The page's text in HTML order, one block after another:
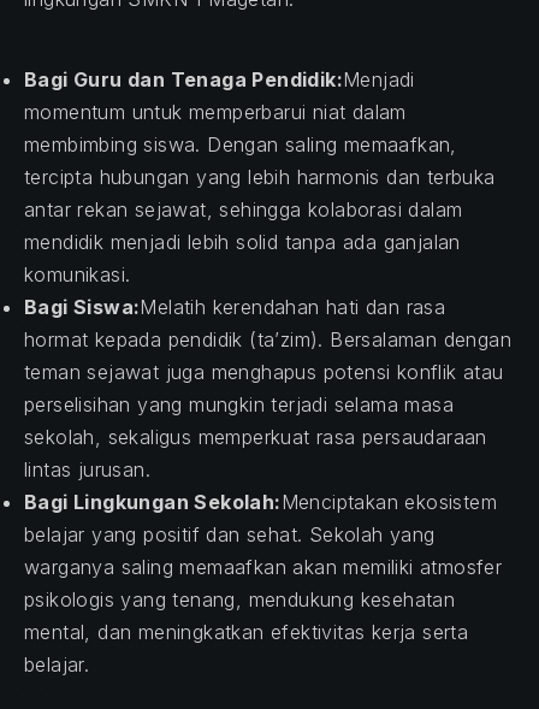
Bagi Guru dan Tenaga Pendidik:Menjadi
momentum untuk memperbarui niat dalam
membimbing siswa. Dengan saling memaafkan,
tercipta hubungan yang lebih harmonis dan terbuka
antar rekan sejawat, sehingga kolaborasi dalam
mendidik menjadi lebih solid tanpa ada ganjalan
komunikasi.
Bagi Siswa:Melatih kerendahan hati dan rasa
hormat kepada pendidik (ta’zim). Bersalaman dengan
teman sejawat juga menghapus potensi konflik atau
perselisihan yang mungkin terjadi selama masa
sekolah, sekaligus memperkuat rasa persaudaraan
lintas jurusan.
Bagi Lingkungan Sekolah:Menciptakan ekosistem
belajar yang positif dan sehat. Sekolah yang
warganya saling memaafkan akan memiliki atmosfer
psikologis yang tenang, mendukung kesehatan
mental, dan meningkatkan efektivitas kerja serta
belajar.
PREVIOUS